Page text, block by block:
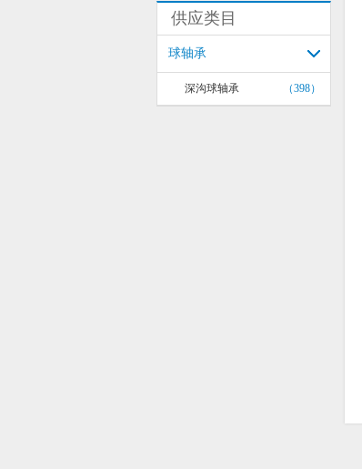
供应类目
球轴承
深沟球轴承 （398）